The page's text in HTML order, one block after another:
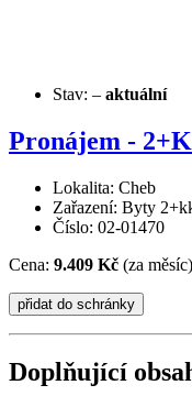
Stav: – aktuální
Pronájem -
Lokalita: Cheb
Zařazení: Byty
Číslo: 02-01470
Cena: 9.409 Kč (za měsíc)
Doplňující